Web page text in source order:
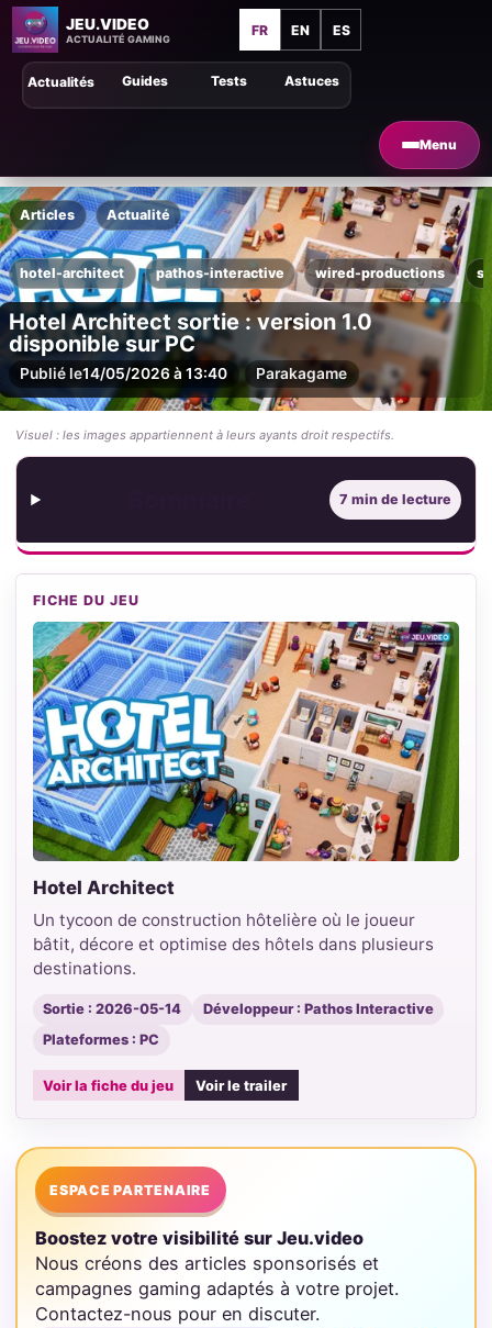
JEU.VIDEO
ACTUALITÉ GAMING
FR EN ES
Menu
Astuces
Guides Tests
Actualités
Articles Actualité
hotel-architect pathos-interactive wired-productions
Hotel Architect sortie : version 1.0
disponible sur PC
Publié le14/05/2026 à 13:40 Parakagame
Visuel : les images appartiennent à leurs ayants droit respectifs.
7 min de lecture
FICHE DU JEU
Hotel Architect
Un tycoon de construction hôtelière où le joueur
bâtit, décore et optimise des hôtels dans plusieurs
destinations.
Sortie : 2026-05-14
Développeur : Pathos Interactive
Plateformes : PC
Voir la fiche du jeu Voir le trailer
ESPACE PARTENAIRE
Boostez votre visibilité sur Jeu.video
Nous créons des articles sponsorisés et
campagnes gaming adaptés à votre projet.
Contactez-nous pour en discuter.